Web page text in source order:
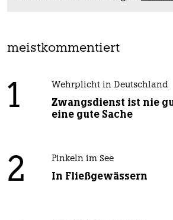
meistkommentiert
1 Wehrplicht in Deutschland
Zwangsdienst ist nie
eine gute Sache
2 Pinkeln im See
In Fließgewässern